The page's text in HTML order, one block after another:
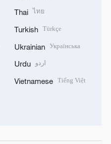
Thai ไทย
Turkish Türkçe
Ukrainian Українська
Urdu اردو
Vietnamese Tiếng Việt